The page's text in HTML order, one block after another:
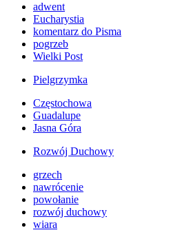
adwent
Eucharystia
komentarz do Pisma
pogrzeb
Wielki Post
Pielgrzymka
Częstochowa
Guadalupe
Jasna Góra
Rozwój Duchowy
grzech
nawrócenie
powołanie
rozwój duchowy
wiara